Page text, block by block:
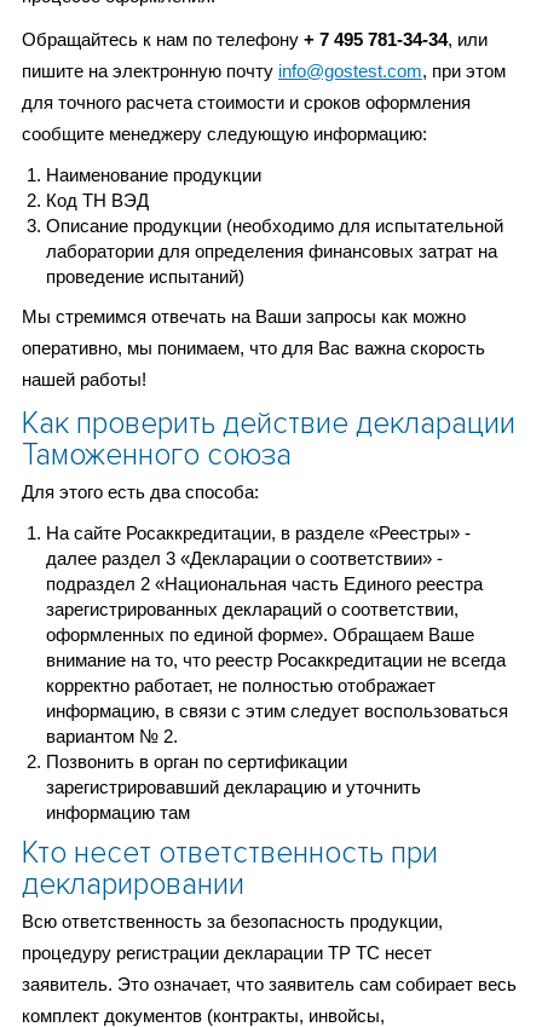
Обращайтесь к нам по телефону + 7 495 781-34-34, или
пишите на электронную почту info@gostest.com, при этом
для точного расчета стоимости и сроков оформления
сообщите менеджеру следующую информацию:
Наименование продукции
Код ТН ВЭД
Описание продукции (необходимо для испытательной
лаборатории для определения финансовых затрат на
проведение испытаний)
Мы стремимся отвечать на Ваши запросы как можно
оперативно, мы понимаем, что для Вас важна скорость
нашей работы!
Как проверить действие декларации
Таможенного союза
Для этого есть два способа:
На сайте Росаккредитации, в разделе «Реестры» -
далее раздел 3 «Декларации о соответствии» -
подраздел 2 «Национальная часть Единого реестра
зарегистрированных деклараций о соответствии,
оформленных по единой форме». Обращаем Ваше
внимание на то, что реестр Росаккредитации не всегда
корректно работает, не полностью отображает
информацию, в связи с этим следует воспользоваться
вариантом № 2.
Позвонить в орган по сертификации
зарегистрировавший декларацию и уточнить
информацию там
Кто несет ответственность при
декларировании
Всю ответственность за безопасность продукции,
процедуру регистрации декларации ТР ТС несет
заявитель. Это означает, что заявитель сам собирает весь
комплект документов (контракты, инвойсы,